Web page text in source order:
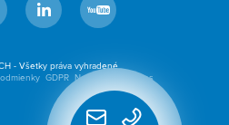
Rýchly
- Všetky práva vyhradené
GDPR Nastavenia cookies
LinkedIn YouTube